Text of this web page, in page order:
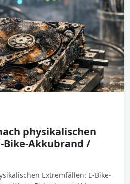
physikalischen
Bike-Akkubrand /
Extremfällen: E-Bike-